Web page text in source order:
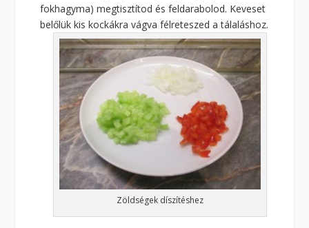
fokhagyma) megtisztítod és feldarabolod. Keveset
belőlük kis kockákra vágva félreteszed a tálaláshoz.
Zöldségek díszítéshez